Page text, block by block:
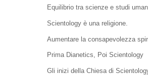
Equilibrio tra scienze e studi
Scientology è una religione.
Aumentare la consapevolezza
Prima Dianetics, Poi Scientology
Gli inizi della Chiesa di